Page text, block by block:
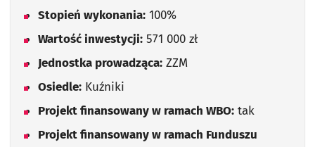
Stopień wykonania: 100%
Wartość inwestycji: 571 000 zł
Jednostka prowadząca: ZZM
Osiedle: Kuźniki
Projekt finansowany w ramach WBO: tak
Projekt finansowany w ramach Funduszu